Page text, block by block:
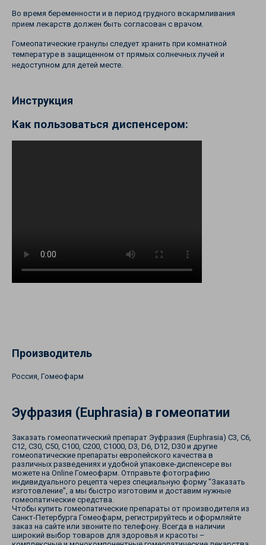
Во время беременности и в период грудного вскармливания
прием лекарств должен быть согласован с врачом.
Гомеопатические гранулы следует хранить при комнатной
температуре в защищенном от прямых солнечных лучей и
недоступном для детей месте.
Инструкция
Как пользоваться диспенсером:
Производитель
Россия, Гомеофарм
Эуфразия (Euphrasia) в гомеопатии
Заказать гомеопатический препарат Эуфразия (Euphrasia) С3, С6,
С12, С30, С50, С100, С200, С1000, D3, D6, D12, D30 и другие
гомеопатические препараты европейского качества в
различных разведениях и удобной упаковке-диспенсере вы
можете на Online Гомеофарм. Отправьте фотографию
индивидуального рецепта через специальную форму "Заказать
изготовление", а мы быстро изготовим и доставим нужные
гомеопатические средства.
Чтобы купить гомеопатические препараты от производителя из
Санкт-Петербурга Гомеофарм, регистрируйтесь и оформляйте
заказ на сайте или звоните по телефону. Всегда в наличии
широкий выбор товаров для здоровья и красоты –